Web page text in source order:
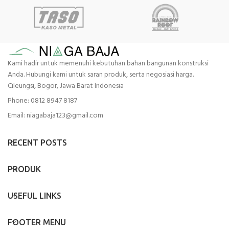
Kami hadir untuk memenuhi kebutuhan bahan bangunan konstruksi
Anda. Hubungi kami untuk saran produk, serta negosiasi harga.
Cileungsi, Bogor, Jawa Barat Indonesia
Phone: 0812 8947 8187
Email: niagabaja123@gmail.com
RECENT POSTS
PRODUK
USEFUL LINKS
FOOTER MENU